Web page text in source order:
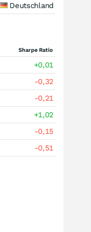
Deutschland
Sharpe Ratio
+0,01
-0,32
-0,21
+1,02
-0,15
-0,51